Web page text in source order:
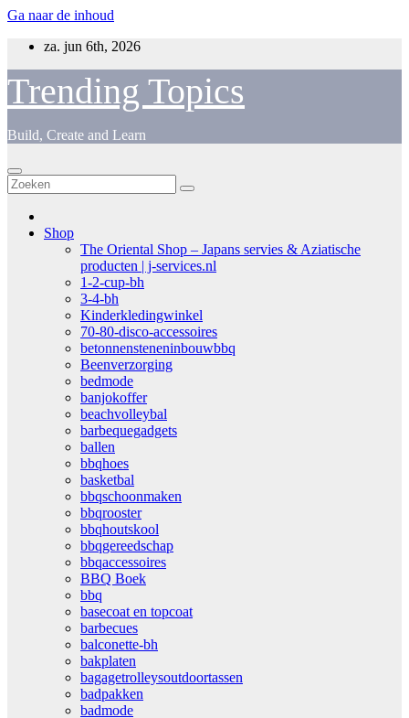
Ga naar de inhoud
za. jun 6th, 2026
Trending Topics
Build, Create and Learn
Shop
The Oriental Shop – Japans servies & Aziatische
producten | j-services.nl
1-2-cup-bh
3-4-bh
Kinderkledingwinkel
70-80-disco-accessoires
betonnensteneninbouwbbq
Beenverzorging
bedmode
banjokoffer
beachvolleybal
barbequegadgets
ballen
bbqhoes
basketbal
bbqschoonmaken
bbqrooster
bbqhoutskool
bbqgereedschap
bbqaccessoires
BBQ Boek
bbq
basecoat en topcoat
barbecues
balconette-bh
bakplaten
bagagetrolleysoutdoortassen
badpakken
badmode